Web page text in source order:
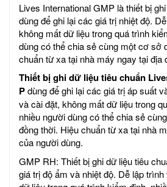
Lives International GMP là thiết bị
dùng để ghi lại các giá trị nhiệt độ.
không mất dữ liệu trong quá trình
dùng có thể chia sẻ cùng một cơ sở
chuẩn từ xa tại nhà máy ngay tại địa
Thiết bị ghi dữ liệu tiêu chuẩn
Pdùng để ghi lại các giá trị áp suất
và cài đặt, không mất dữ liệu trong
nhiều người dùng có thể chia sẻ
đồng thời. Hiệu chuẩn từ xa tại nhà
của người dùng.
GMP RH: Thiết bị ghi dữ liệu tiêu
giá trị độ ẩm và nhiệt độ. Dễ lập